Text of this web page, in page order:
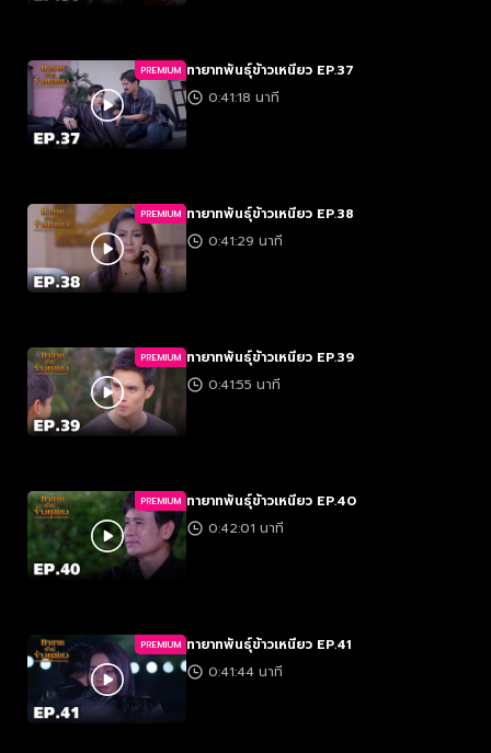
PREMIUM ทายาทพันธุ์ข้าวเหนียว EP.37
0:41:18 นาที
PREMIUM ทายาทพันธุ์ข้าวเหนียว EP.38
0:41:29 นาที
PREMIUM ทายาทพันธุ์ข้าวเหนียว EP.39
0:41:55 นาที
PREMIUM ทายาทพันธุ์ข้าวเหนียว EP.40
0:42:01 นาที
PREMIUM ทายาทพันธุ์ข้าวเหนียว EP.41
0:41:44 นาที